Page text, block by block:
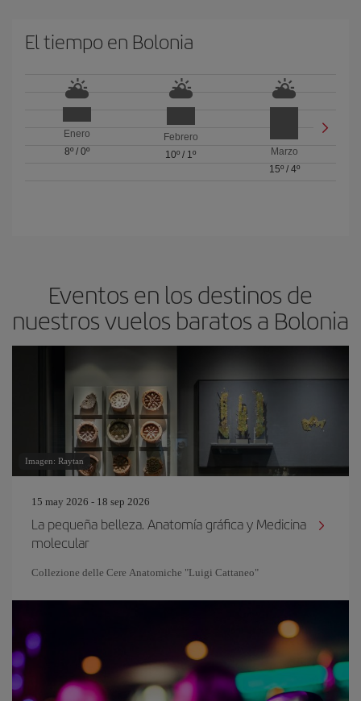
El tiempo en Bolonia
Enero
8º/ 0º
Febrero
10º / 1º
Marzo
15º/ 4º
Eventos en los destinos de
nuestros vuelos baratos a Bolonia
Imagen: Raytan
15 may 2026 - 18 sep 2026
La pequeña belleza. Anatomía gráfica y Medicina
molecular
Collezione delle Cere Anatomiche "Luigi Cattaneo"